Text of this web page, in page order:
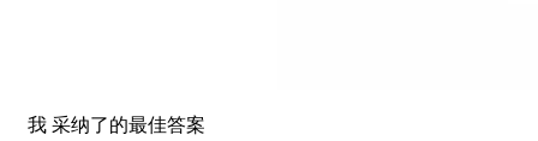
我 采纳了的最佳答案